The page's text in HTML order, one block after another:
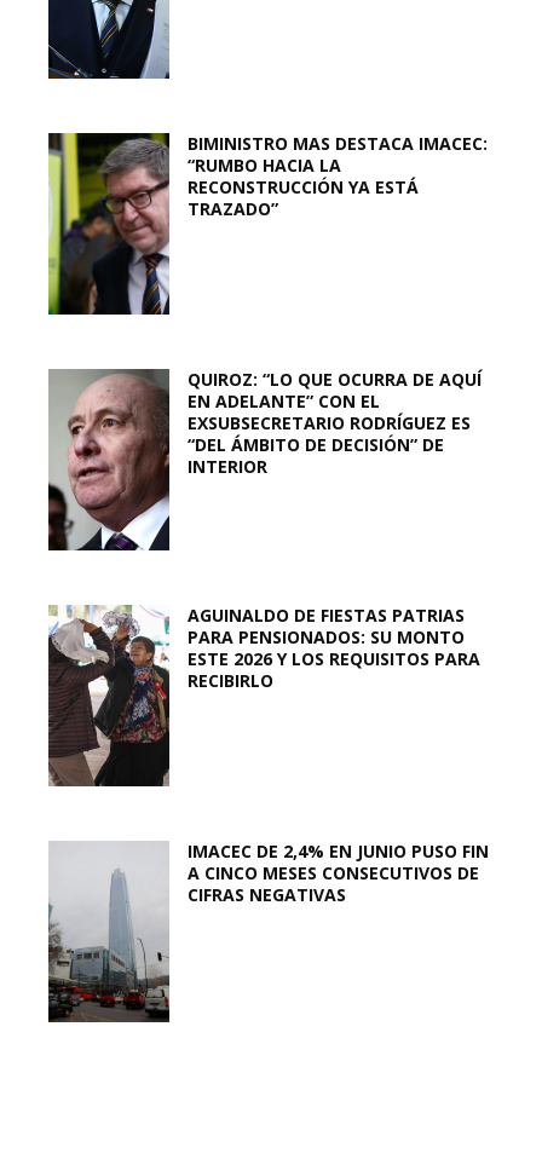
BIMINISTRO MAS DESTACA IMACEC:
“RUMBO HACIA LA
RECONSTRUCCIÓN YA ESTÁ
TRAZADO”
QUIROZ: “LO QUE OCURRA DE AQUÍ
EN ADELANTE” CON EL
EXSUBSECRETARIO RODRÍGUEZ ES
“DEL ÁMBITO DE DECISIÓN” DE
INTERIOR
AGUINALDO DE FIESTAS PATRIAS
PARA PENSIONADOS: SU MONTO
ESTE 2026 Y LOS REQUISITOS PARA
RECIBIRLO
IMACEC DE 2,4% EN JUNIO PUSO FIN
A CINCO MESES CONSECUTIVOS DE
CIFRAS NEGATIVAS